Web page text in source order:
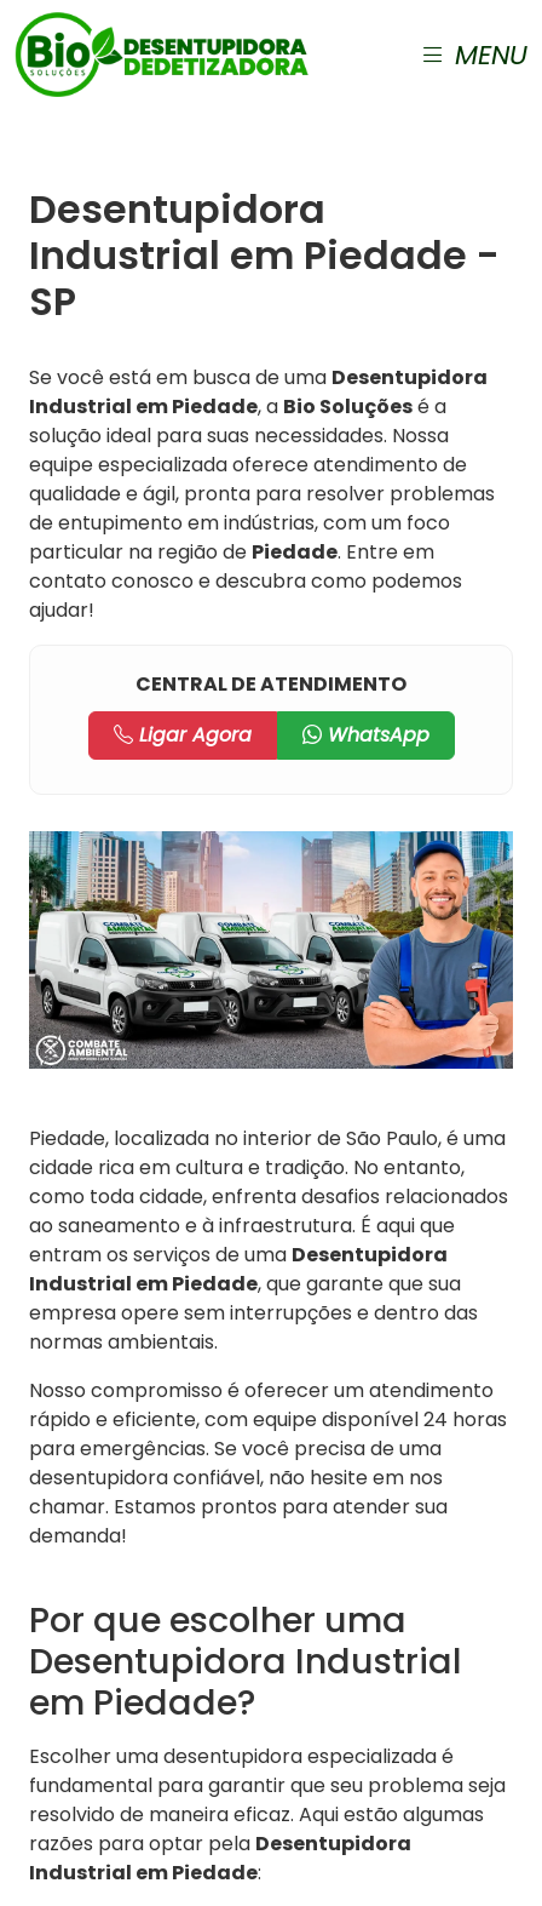
MENU
Desentupidora
Industrial em Piedade -
SP
Se você está em busca de uma Desentupidora
Industrial em Piedade, a Bio Soluçõesé a
solução ideal para suas necessidades. Nossa
equipe especializada oferece atendimento de
qualidade e ágil, pronta para resolver problemas
de entupimento em indústrias, com um foco
particular na região de Piedade. Entre em
contato conosco e descubra como podemos
ajudar!
CENTRAL DE ATENDIMENTO
Ligar Agora
WhatsApp
Piedade, localizada no interior de São Paulo, é uma
cidade rica em cultura e tradição. No entanto,
como toda cidade, enfrenta desafios relacionados
ao saneamento e à infraestrutura. É aqui que
entram os serviços de uma Desentupidora
Industrial em Piedade, que garante que sua
empresa opere sem interrupções e dentro das
normas ambientais.
Nosso compromisso é oferecer um atendimento
rápido e eficiente, com equipe disponível 24 horas
para emergências. Se você precisa de uma
desentupidora confiável, não hesite em nos
chamar. Estamos prontos para atender sua
demanda!
Por que escolher uma
Desentupidora Industrial
em Piedade?
Escolher uma desentupidora especializada é
fundamental para garantir que seu problema seja
resolvido de maneira eficaz. Aqui estão algumas
razões para optar pela Desentupidora
Industrial em Piedade: